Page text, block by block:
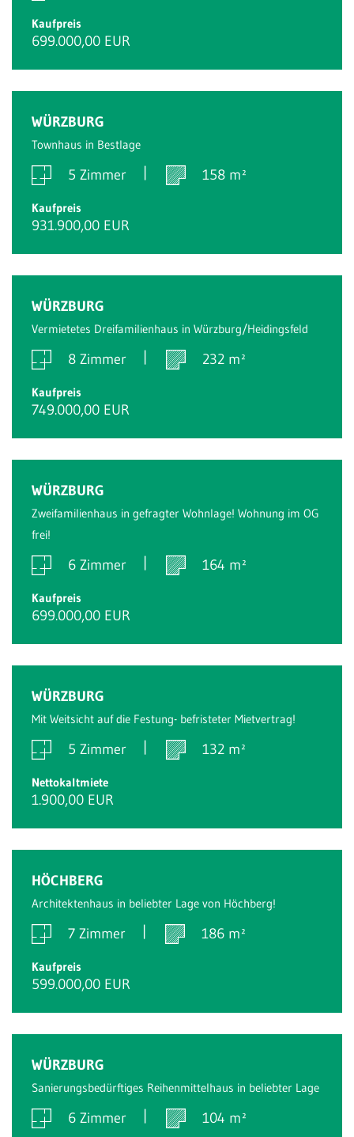
Kaufpreis
699.000,00 EUR
WÜRZBURG
Townhaus in Bestlage
5 Zimmer 158 m²
Kaufpreis
931.900,00 EUR
WÜRZBURG
Vermietetes Dreifamilienhaus in Würzburg/Heidingsfeld
8 Zimmer 232 m²
Kaufpreis
749.000,00 EUR
WÜRZBURG
Zweifamilienhaus in gefragter Wohnlage! Wohnung im OG
frei!
6 Zimmer 164 m²
Kaufpreis
699.000,00 EUR
WÜRZBURG
Mit Weitsicht auf die Festung- befristeter Mietvertrag!
5 Zimmer 132 m²
Nettokaltmiete
1.900,00 EUR
HÖCHBERG
Architektenhaus in beliebter Lage von Höchberg!
7 Zimmer 186 m²
Kaufpreis
599.000,00 EUR
WÜRZBURG
Sanierungsbedürftiges Reihenmittelhaus in beliebter Lage
6 Zimmer 104 m²